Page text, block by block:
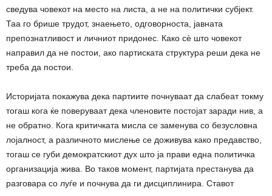
сведува човекот на место на листа, а не на политички субјект.
Таа го брише трудот, знаењето, одговорноста, јавната
препознатливост и личниот придонес. Како сè што човекот
направил да не постои, ако партиската структура реши дека не
треба да постои.
Историјата покажува дека партиите почнуваат да слабеат токму
тогаш кога ќе поверуваат дека членовите постојат заради нив, а
не обратно. Кога критичката мисла се заменува со безусловна
лојалност, а различното мислење се доживува како предавство,
тогаш се губи демократскиот дух што ја прави една политичка
организација жива. Во таков момент, партијата престанува да
разговара со луѓе и почнува да ги дисциплинира. Ставот